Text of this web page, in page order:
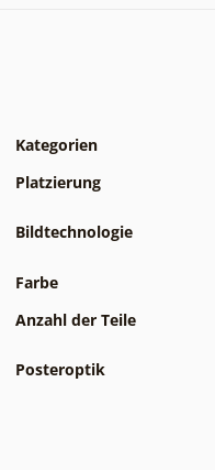
Kategorien
Platzierung
Bildtechnologie
Farbe
Anzahl der Teile
Posteroptik